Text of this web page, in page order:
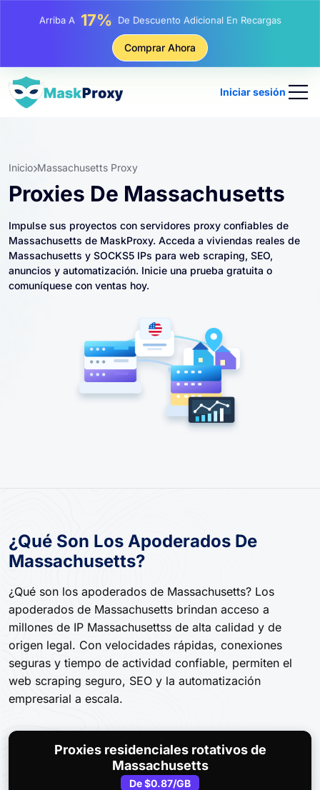
Arriba A 25% Descuento En Compras Estáticas IP
81% Descuento En Compras Rotativas IP
Comprar Ahora
Iniciar sesión
Inicio Massachusetts Proxy
Proxies De Massachusetts
Impulse sus proyectos con servidores proxy confiables de
Massachusetts de MaskProxy. Acceda a viviendas reales de
Massachusetts y SOCKS5 IPs para web scraping, SEO,
anuncios y automatización. Inicie una prueba gratuita o
comuníquese con ventas hoy.
¿Qué Son Los Apoderados De
Massachusetts?
¿Qué son los apoderados de Massachusetts? Los
apoderados de Massachusetts brindan acceso a
millones de IP Massachusettss de alta calidad y de
origen legal. Con velocidades rápidas, conexiones
seguras y tiempo de actividad confiable, permiten el
web scraping seguro, SEO y la automatización
empresarial a escala.
Proxies residenciales rotativos de
Massachusetts
De$0.87/GB